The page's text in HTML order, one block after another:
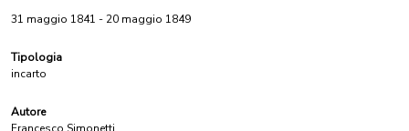
31 maggio 1841 - 20 maggio 1849
Tipologia
incarto
Autore